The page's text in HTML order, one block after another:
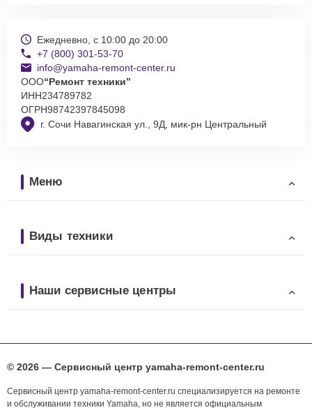
г. Сочи Навагинская ул., 9Д, мик-рн Центральный
Ежедневно, с 10:00 до 20:00
+7 (800) 301-53-70
info@yamaha-remont-center.ru
ООО“Ремонт техники”
ИНН234789782
ОГРН98742397845098
Меню
Виды техники
Наши сервисные центры
© 2026 — Сервисный центр yamaha-remont-center.ru
Сервисный центр yamaha-remont-center.ru специализируется на ремонте
и обслуживании техники Yamaha, но не является официальным